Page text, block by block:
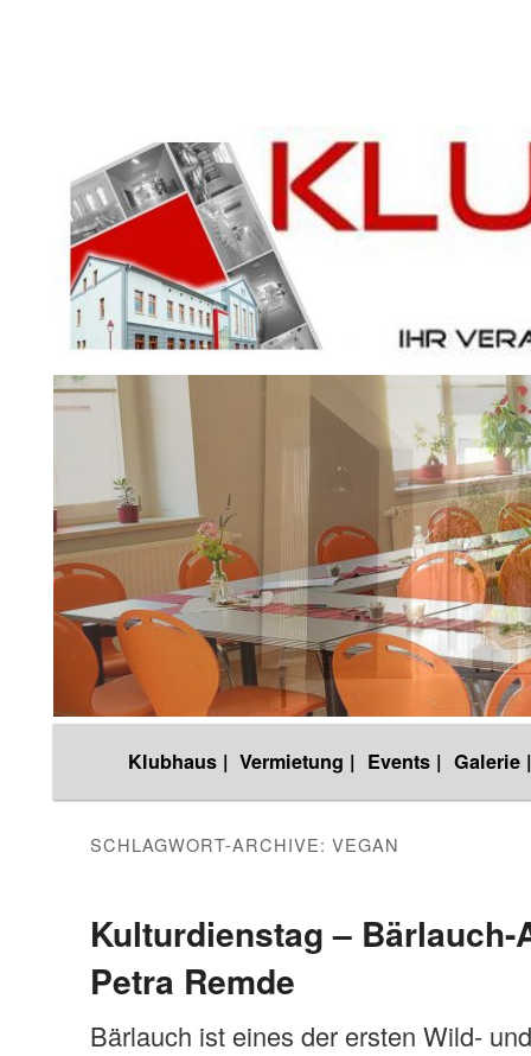
Zum
Inhalt
wechseln
Zum
sekundären
wechseln
Klubhaus | Vermietung | Events | Galerie |
SCHLAGWORT-ARCHIVE: VEGAN
Kulturdienstag – Bärlauch-
Petra Remde
Bärlauch ist eines der ersten Wild-